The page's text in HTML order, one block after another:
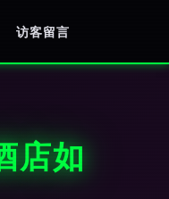
访客留言
店如